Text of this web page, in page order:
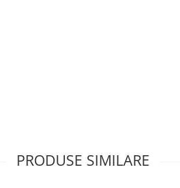
PRODUSE SIMILARE